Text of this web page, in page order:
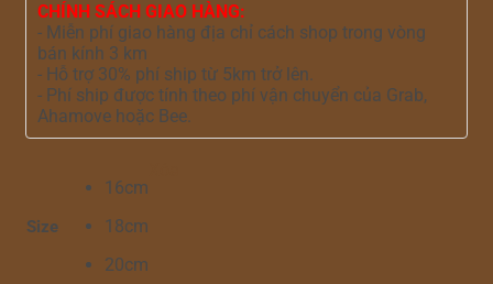
CHÍNH SÁCH GIAO HÀNG:
- Miễn phí giao hàng địa chỉ cách shop trong vòng
bán kính 3 km
- Hỗ trợ 30% phí ship từ 5km trở lên.
- Phí ship được tính theo phí vận chuyển của Grab,
Ahamove hoặc Bee.
Size
16cm
18cm
20cm